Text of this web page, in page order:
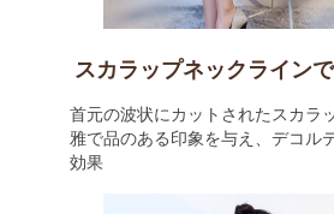
スカラップネックライン
首元の波状にカットされたスカラ
雅で品のある印象を与え、デコル
効果